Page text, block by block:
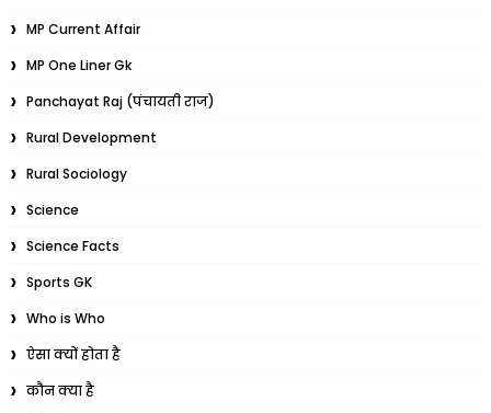
MP Current Affair
MP One Liner Gk
Panchayat Raj (पंचायती राज)
Rural Development
Rural Sociology
Science
Science Facts
Sports GK
Who is Who
ऐसा क्यों होता है
कौन क्या है